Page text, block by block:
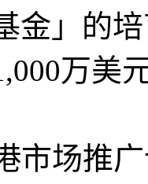
金」的
万美元
市场推